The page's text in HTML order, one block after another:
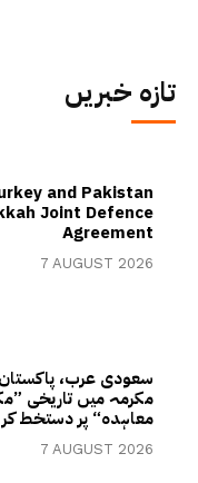
تازہ خبریں
and Pakistan
Joint Defence
Agreement
7 AUGUST 2026
سعودی عرب، پاکستان
مکرمہ میں تاریخی
معاہدہ“ پر دستخط کر
7 AUGUST 2026